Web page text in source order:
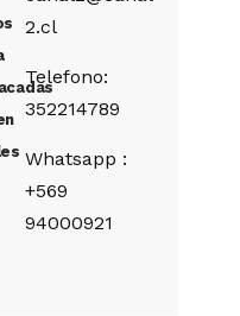
2.cl
Telefono:
352214789
Whatsapp :
+569
94000921